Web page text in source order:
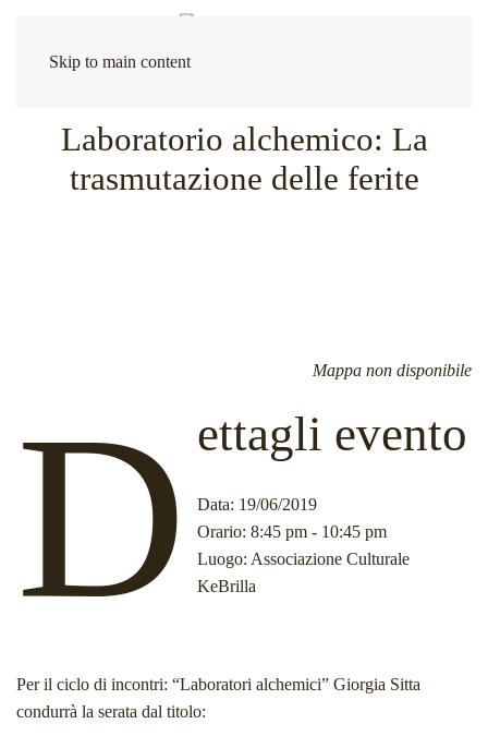
Skip to main content
Laboratorio alchemico: La
trasmutazione delle ferite
Mappa non disponibile
D ettagli evento
Data: 19/06/2019
Orario: 8:45 pm - 10:45 pm
Luogo: Associazione Culturale
KeBrilla
Per il ciclo di incontri: “Laboratori alchemici” Giorgia Sitta
condurrà la serata dal titolo: